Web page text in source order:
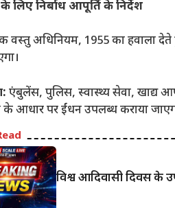
निर्बाध आपूर्ति के निर्देश
अधिनियम, 1955 का हवाला देते
एंबुलेंस, पुलिस, स्वास्थ्य सेवा, खाद्य
के आधार पर ईंधन उपलब्ध कराया
विश्व आदिवासी दिवस के